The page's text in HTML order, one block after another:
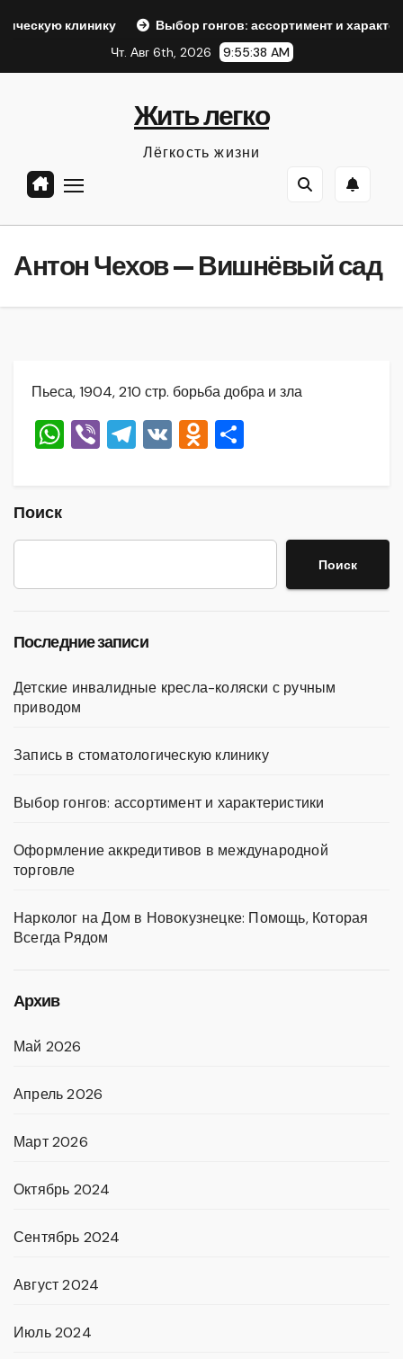
Выбор гонгов: ассортимент и характеристики
Чт. Авг 6th, 2026
9:55:39 AM
Жить легко
Лёгкость жизни
Антон Чехов — Вишнёвый сад
Пьеса, 1904, 210 стр. борьба добра и зла
W
A
p
Vi T
a
m
V O
kl
a
в
и
Поиск
Поиск
Последние записи
Детские инвалидные кресла-коляски с ручным
приводом
Запись в стоматологическую клинику
Выбор гонгов: ассортимент и характеристики
Оформление аккредитивов в международной
торговле
Нарколог на Дом в Новокузнецке: Помощь, Которая
Всегда Рядом
Архив
Май 2026
Апрель 2026
Март 2026
Октябрь 2024
Сентябрь 2024
Август 2024
Июль 2024